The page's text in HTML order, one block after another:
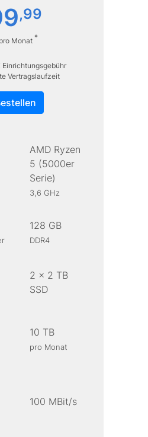
,99
Monat *
Einrichtungsgebühr
Vertragslaufzeit
AMD Ryzen
5 (5000er
Serie)
3,6 GHz
128 GB
DDR4
2 x 2 TB
SSD
10 TB
pro Monat
100 MBit/s